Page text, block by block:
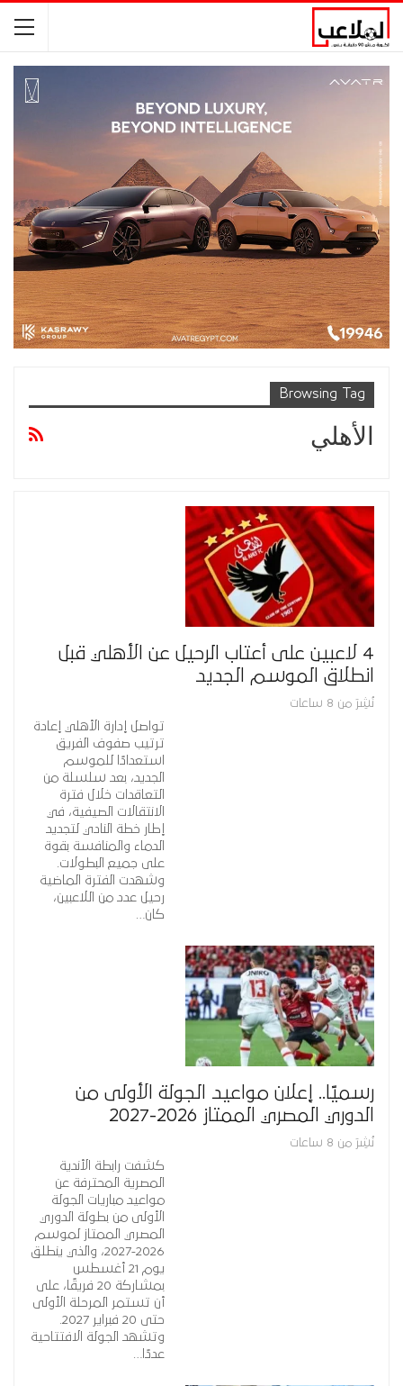
Browsing Tag
الأهلي
4 لاعبين على أعتاب الرحيل عن الأهلي قبل
انطلاق الموسم الجديد
نُشِرَ من 8 ساعات
تواصل إدارة الأهلي إعادة
ترتيب صفوف الفريق
استعدادًا للموسم
الجديد، بعد سلسلة من
التعاقدات خلال فترة
الانتقالات الصيفية، في
إطار خطة النادي لتجديد
الدماء والمنافسة بقوة
على جميع البطولات.
وشهدت الفترة الماضية
رحيل عدد من اللاعبين،
كان…
رسميًا.. إعلان مواعيد الجولة الأولى من
الدوري المصري الممتاز 2026-2027
نُشِرَ من 8 ساعات
كشفت رابطة الأندية
المصرية المحترفة عن
مواعيد مباريات الجولة
الأولى من بطولة الدوري
المصري الممتاز لموسم
2026-2027، والذي ينطلق
يوم 21 أغسطس
بمشاركة 20 فريقًا، على
أن تستمر المرحلة الأولى
وتشهد الجولة الافتتاحية
عددًا…